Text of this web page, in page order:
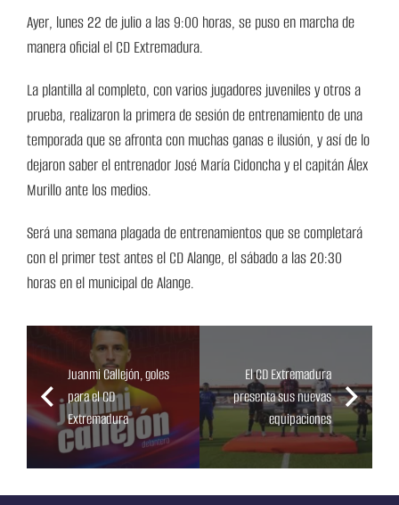
Ayer, lunes 22 de julio a las 9:00 horas, se puso en marcha de
manera oficial el CD Extremadura.
La plantilla al completo, con varios jugadores juveniles y otros a
prueba, realizaron la primera de sesión de entrenamiento de una
temporada que se afronta con muchas ganas e ilusión, y así de lo
dejaron saber el entrenador José María Cidoncha y el capitán Álex
Murillo ante los medios.
Será una semana plagada de entrenamientos que se completará
con el primer test antes el CD Alange, el sábado a las 20:30
horas en el municipal de Alange.
Juanmi Callejón, goles
para el CD
Extremadura
El CD Extremadura
presenta sus nuevas
equipaciones